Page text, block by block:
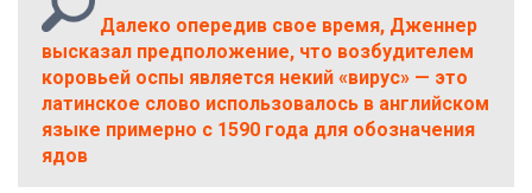
Далеко опередив свое время, Дженнер
высказал предположение, что возбудителем
коровьей оспы является некий «вирус» — это
латинское слово использовалось в английском
языке примерно с 1590 года для обозначения
ядов